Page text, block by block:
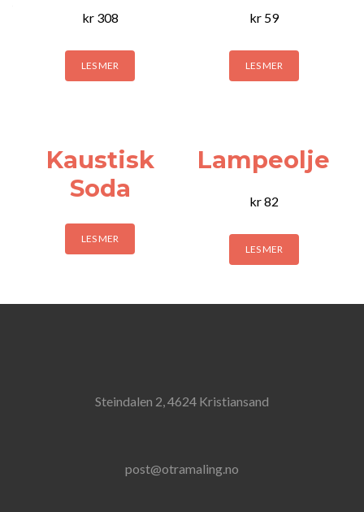
kr308
LES MER
kr59
LES MER
Kaustisk
Soda
LES MER
Lampeolje
kr82
LES MER
Steindalen 2, 4624 Kristiansand
post@otramaling.no